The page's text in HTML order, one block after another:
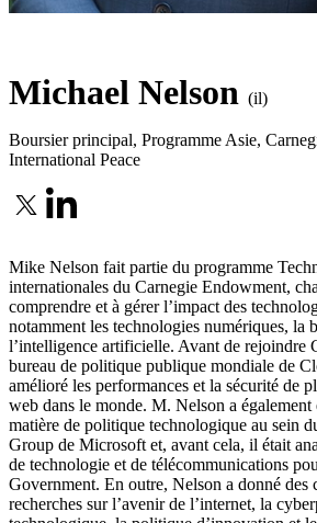
Michael Nelson (il)
Boursier principal, Programme Asie,
International Peace
Mike Nelson fait partie du programme
internationales du Carnegie Endowment,
comprendre et à gérer l’impact des
notamment les technologies numériques, la
l’intelligence artificielle. Avant de rejoindre
bureau de politique publique mondiale de
amélioré les performances et la sécurité de
web dans le monde. M. Nelson a également
matière de politique technologique au sein
Group de Microsoft et, avant cela, il était
de technologie et de télécommunications
Government. En outre, Nelson a donné des
recherches sur l’avenir de l’internet, la